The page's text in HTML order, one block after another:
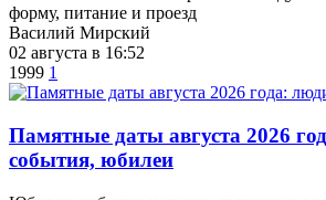
форму, питание и проезд
Василий Мирский
02 августа в 16:52
1999 1
​Памятные даты августа 2026
события, юбилеи